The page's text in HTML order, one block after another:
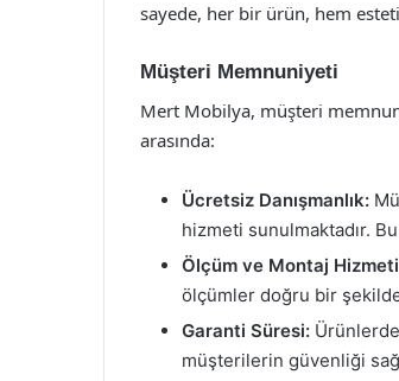
sayede, her bir ürün, hem
Müşteri Memnuniyeti
Mert Mobilya, müşteri
arasında:
Ücretsiz Danışmanlık:
hizmeti sunulmaktadır.
Ölçüm ve Montaj
ölçümler doğru bir şekilde
Garanti Süresi:
müşterilerin güvenliği